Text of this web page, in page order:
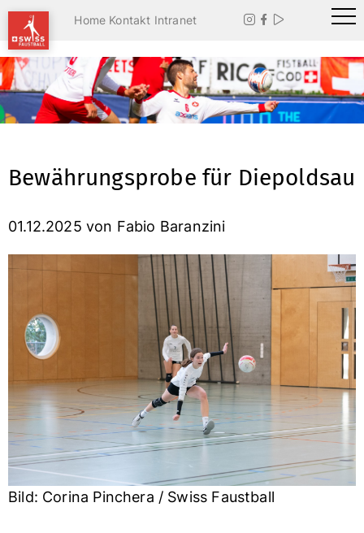
Home Kontakt Intranet   
Bewährungsprobe für Diepoldsau
01.12.2025 von Fabio Baranzini
Bild: Corina Pinchera / Swiss Faustball